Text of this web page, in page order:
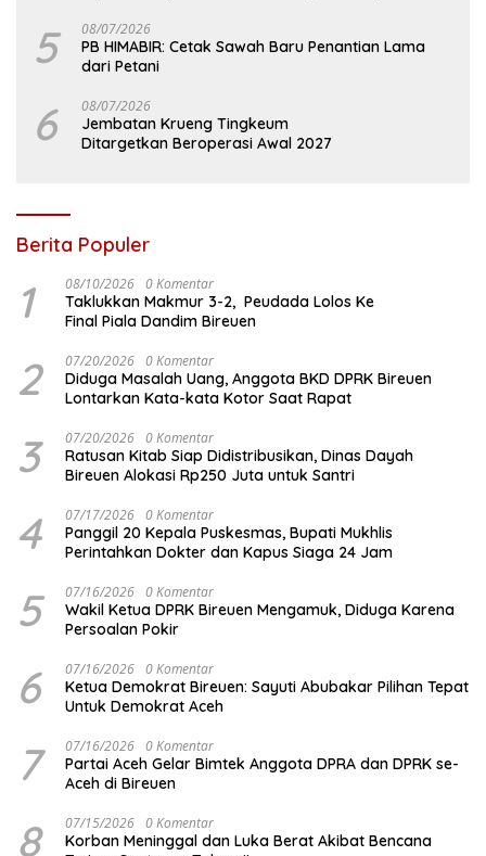
5 08/07/2026
PB HIMABIR: Cetak Sawah Baru Penantian Lama
dari Petani
6 08/07/2026
Jembatan Krueng Tingkeum
Ditargetkan Beroperasi Awal 2027
Berita Populer
1 08/10/2026 0 Komentar
Taklukkan Makmur 3-2, Peudada Lolos Ke
Final Piala Dandim Bireuen
2 07/20/2026 0 Komentar
Diduga Masalah Uang, Anggota BKD DPRK Bireuen
Lontarkan Kata-kata Kotor Saat Rapat
3 07/20/2026 0 Komentar
Ratusan Kitab Siap Didistribusikan, Dinas Dayah
Bireuen Alokasi Rp250 Juta untuk Santri
4 07/17/2026 0 Komentar
Panggil 20 Kepala Puskesmas, Bupati Mukhlis
Perintahkan Dokter dan Kapus Siaga 24 Jam
5 07/16/2026 0 Komentar
Wakil Ketua DPRK Bireuen Mengamuk, Diduga Karena
Persoalan Pokir
6 07/16/2026 0 Komentar
Ketua Demokrat Bireuen: Sayuti Abubakar Pilihan Tepat
Untuk Demokrat Aceh
7 07/16/2026 0 Komentar
Partai Aceh Gelar Bimtek Anggota DPRA dan DPRK se-
Aceh di Bireuen
8 07/15/2026 0 Komentar
Korban Meninggal dan Luka Berat Akibat Bencana